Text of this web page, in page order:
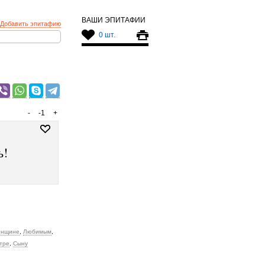
ВАШИ ЭПИТАФИИ
0 шт.
Добавить эпитафию
+
-1
-
Любимым
Сыну